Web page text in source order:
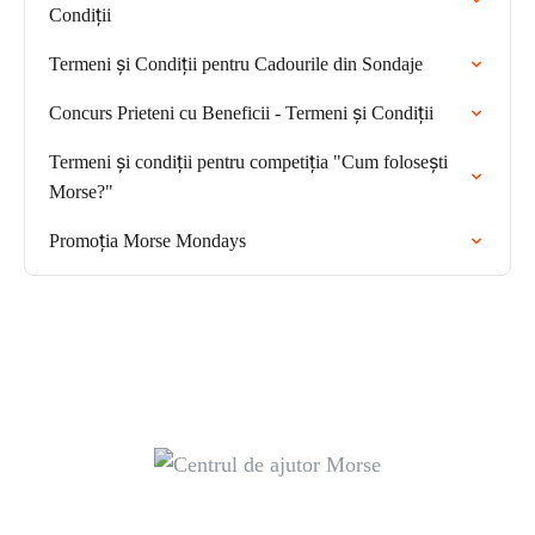
Condiții
Termeni și Condiții pentru Cadourile din Sondaje
Concurs Prieteni cu Beneficii - Termeni și Condiții
Termeni și condiții pentru competiția "Cum folosești
Morse?"
Promoția Morse Mondays